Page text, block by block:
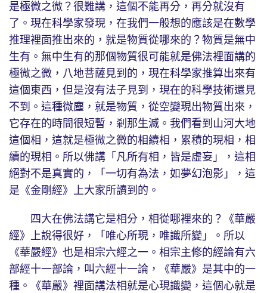
是極微之微？很難講，這個不能再分，再分就沒有
了。現在科學家發現，在我們一般想的應該是在數學
推理裡面推出來的，就是物質從哪來的？物質是無中
生有。無中生有的那個物質很可能就是佛法裡面講的
極微之微，八地菩薩見到的，現在科學家推算出來有
這個東西，但是沒有法子見到，現在的科學技術還見
不到。這種微塵，就是物質，從空變現出物質出來，
它存在的時間很短暫，剎那生滅。我們看到山河大地
這個相，這就是極微之微的相續相，累積的現相，相
續的現相。所以佛講「凡所有相，皆是虛妄」，這相
絕對不是真實的，「一切有為法，如夢幻泡影」，這
是《金剛經》上大家所讀到的。
四大在佛法講它是相分，相從哪裡來的？《華嚴
經》上說得很好，「唯心所現，唯識所變」。所以
《華嚴經》也是相宗六經之一。相宗主修的經論有六
部經十一部論，叫六經十一論，《華嚴》是其中的一
種。《華嚴》裡面講法相就是心現識變，這個心就是